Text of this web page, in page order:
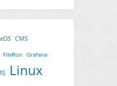
CMS
FileRun Grafana
Linux